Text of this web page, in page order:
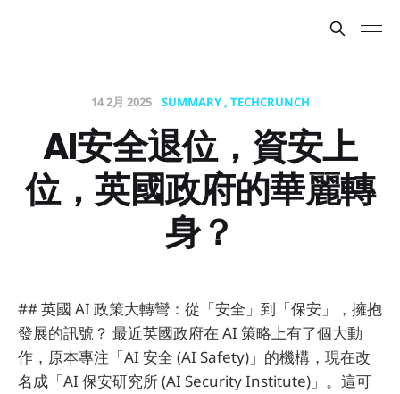
14 2月 2025 SUMMARY TECHCRUNCH
AI安全退位，資安上
位，英國政府的華麗轉
身？
## 英國 AI 政策大轉彎：從「安全」到「保安」，擁抱
發展的訊號？ 最近英國政府在 AI 策略上有了個大動
作，原本專注「AI 安全 (AI Safety)」的機構，現在改
名成「AI 保安研究所 (AI Security Institute)」。這可